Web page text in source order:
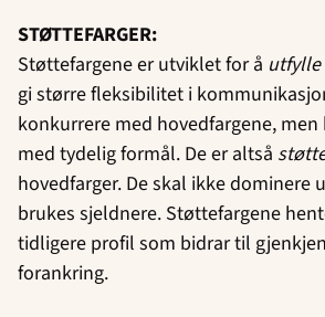
STØTTEFARGER:
Støttefargene er utviklet for å utfylle
gi større fleksibilitet i
konkurrere med hovedfargene,
med tydelig formål. De er altså
hovedfarger. De skal ikke dominere
brukes sjeldnere. Støttefargene
tidligere profil som bidrar til
forankring.